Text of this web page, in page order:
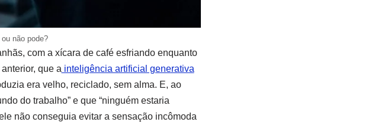
não pode?
com a xícara de café esfriando enquanto
que a inteligência artificial generativa
era velho, reciclado, sem alma. E, ao
do trabalho” e que “ninguém estaria
não conseguia evitar a sensação incômoda